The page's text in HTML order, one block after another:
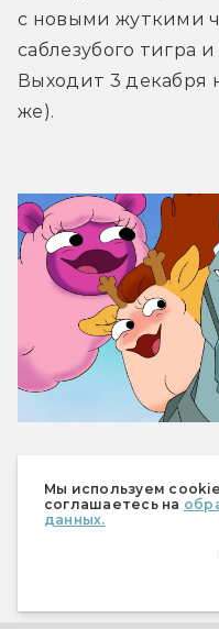
Мы используем
соглашаетесь на
данных.
с новыми жуткими
саблезубого тигра
Выходит 3 декабря
же).
возвращается со
пародийный, но